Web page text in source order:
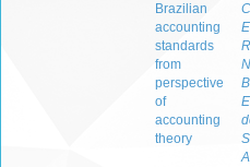
Brazilian
accounting
standards
from
perspective
of
accounting
theory